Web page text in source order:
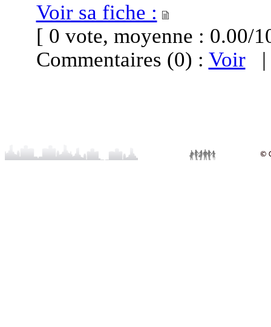
Voir sa fiche :
[ 0 vote, moyenne :
Commentaires (0) : Voir